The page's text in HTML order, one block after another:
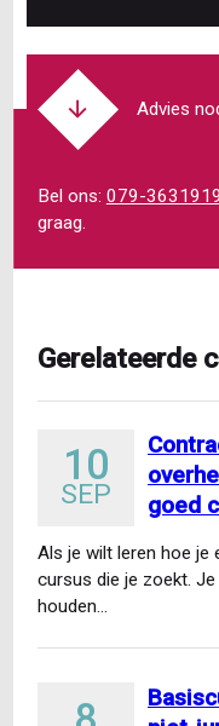
Advies
Bel ons: 079-3631919
graag.
Gerelateerde
10
SEP
goed
Als je wilt leren hoe
cursus die je zoekt.
houden…